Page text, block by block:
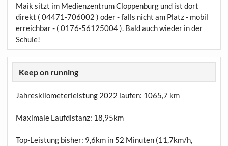
Maik sitzt im Medienzentrum Cloppenburg und ist dort
direkt ( 04471-706002 ) oder - falls nicht am Platz - mobil
erreichbar - ( 0176-56125004 ). Bald auch wieder in der
Schule!
Keep on running
Jahreskilometerleistung 2022 laufen: 1065,7 km
Maximale Laufdistanz: 18,95km
Top-Leistung bisher: 9,6km in 52 Minuten (11,7km/h,